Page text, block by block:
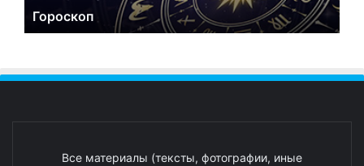
Гороскоп
Все материалы (тексты, фотографии, иные